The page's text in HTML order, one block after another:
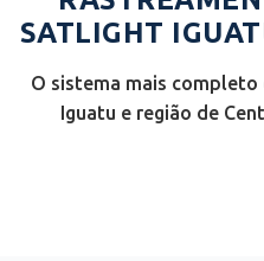
SATLIGHT
O sistema mais
Iguatu e região de